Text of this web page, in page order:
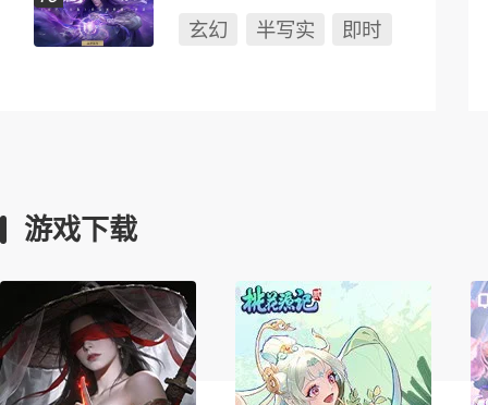
玄幻 半写实 即时
游戏下载